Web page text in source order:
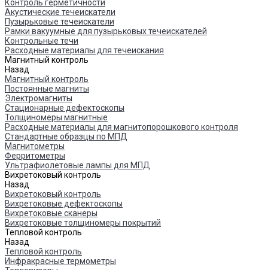
Контроль герметичности
Акустические течеискатели
Пузырьковые течеискатели
Рамки вакуумные для пузырьковых течеискателей
Контрольные течи
Расходные материалы для течеискания
Магнитный контроль
Назад
Магнитный контроль
Постоянные магниты
Электромагниты
Стационарные дефектоскопы
Толщиномеры магнитные
Расходные материалы для магнитопорошкового контроля
Стандартные образцы по МПД
Магнитометры
Ферритометры
Ультрафиолетовые лампы для МПД
Вихретоковый контроль
Назад
Вихретоковый контроль
Вихретоковые дефектоскопы
Вихретоковые сканеры
Вихретоковые толщиномеры покрытий
Тепловой контроль
Назад
Тепловой контроль
Инфракрасные термометры